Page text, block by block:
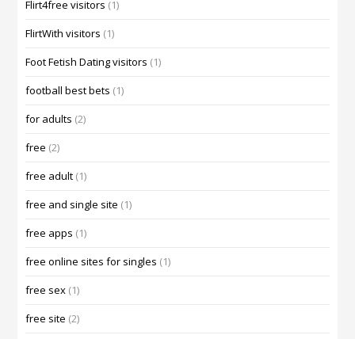
Flirt4free visitors (1)
FlirtWith visitors (1)
Foot Fetish Dating visitors (1)
football best bets (1)
for adults (2)
free (2)
free adult (1)
free and single site (1)
free apps (1)
free online sites for singles (1)
free sex (1)
free site (2)